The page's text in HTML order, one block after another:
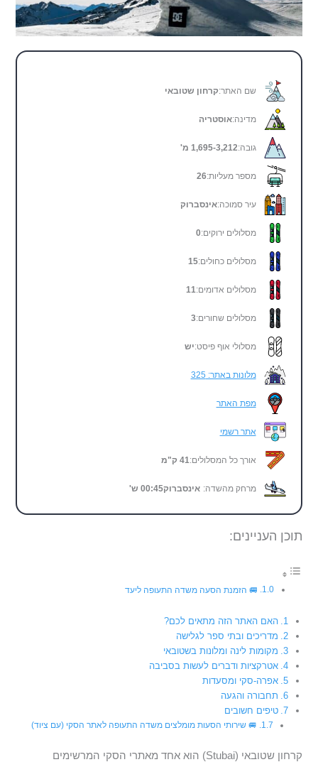
שם האתר:קרחון שטובאי
מסלולים ירוקים:0
מלונות באתר: 325
מדינה:אוסטריה
מסלולים כחולים:15
מפת האתר
גובה:1,695-3,212 מ'
מסלולים אדומים:11
אתר רשמי
מספר מעליות:26
מסלולים שחורים:3
אורך כל המסלולים:41 ק"מ
עיר סמוכה:אינסברוק
מסלולי אוף פיסט:יש
מרחק מהשדה: אינסברוק00:45 ש'
תוכן העניינים:
🚐 הזמנת הסעה משדה התעופה ליעד
האם האתר הזה מתאים לכם?
מדריכים ובתי ספר לגלישה
מקומות לינה ומלונות בשטובאי
אטרקציות ודברים לעשות בסביבה
אפרה-סקי ומסעדות
תחבורה והגעה
טיפים חשובים
🚐 שירותי הסעות מומלצים משדה התעופה לאתר הסקי (עם ציוד)
קרחון שטובאי (Stubai) הוא אחד מאתרי הסקי המרשימים